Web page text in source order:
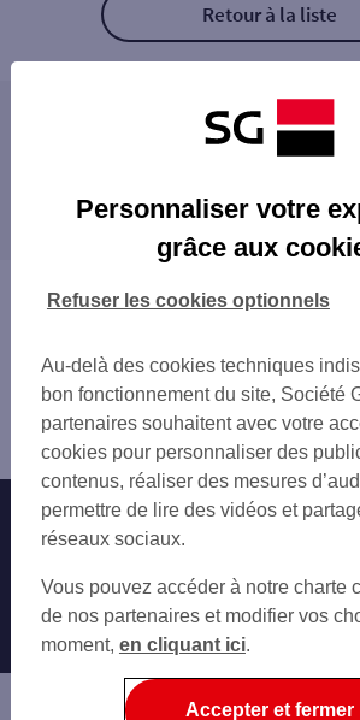
Retour à la liste
Les distributeurs/automates à
PARIS ORNANO
PARIS 70 RUE ORDENER
PARIS 50 BD ORNANO
PARIS JULES JOFFRIN
PARIS CUSTINE
PARIS 7 BD BARBES
PARIS 95 RUE CAULAINCOURT
PARIS BARBES ESPACE 150
PARIS 13 RUE DES ABBESSES
PARIS 10 BD DE DENAIN
PARIS LEPIC
PARIS 27 RUE LEPIC
PARIS 57 RUE DES MARTYRS
PARIS 49 RUE DES MARTYRS
proximité
PARIS
LE PRÉ-SAINT-GERVAIS
PANTIN
LEVALLOIS-PERRET
LES LILAS
LA COURNEUVE
SAINT-DENIS
VILLENEUVE-LA-GARENNE
ASNIÈRES-SUR-SEINE
NEUILLY-SUR-SEINE
ROMAINVILLE
GENNEVILLIERS
Vous êtes ici : Accueil
Paris 18ème
Distributeur/automate PARIS 115 T
Nos engagements Nous
Autres sites SG
Professionnels
Entreprises
Associations
Personnaliser votre
grâce aux
Au-delà des cookies techniques
bon fonctionnement du site, Société
partenaires souhaitent avec votre
cookies pour personnaliser des
contenus, réaliser des mesures
permettre de lire des vidéos et
réseaux sociaux.
Vous pouvez accéder à notre charte
de nos partenaires et modifier vos
moment, en cliquant ici.
Refuser les cookies optionnels
Accepter et fermer